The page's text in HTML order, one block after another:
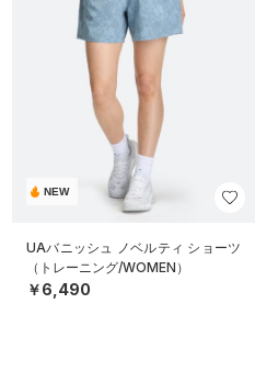
NEW
UAバニッシュ ノベルティ ショーツ
（トレーニング/WOMEN）
￥6,490